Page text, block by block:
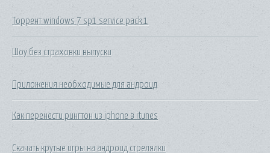
Торрент windows 7 sp1 service pack 1
Шоу без страховки выпуски
Приложения необходимые для андроид
Как перенести рингтон из iphone в itunes
Скачать крутые игры на андроид стрелялки